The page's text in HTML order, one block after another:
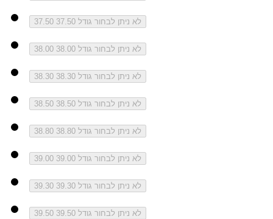
37.50 לא ניתן לבחור גודל 37.50
38.00 לא ניתן לבחור גודל 38.00
38.30 לא ניתן לבחור גודל 38.30
38.50 לא ניתן לבחור גודל 38.50
38.80 לא ניתן לבחור גודל 38.80
39.00 לא ניתן לבחור גודל 39.00
39.30 לא ניתן לבחור גודל 39.30
39.50 לא ניתן לבחור גודל 39.50